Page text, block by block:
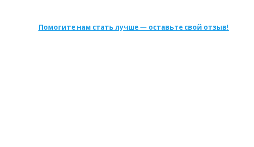
Помогите нам стать лучше — оставьте свой отзыв!